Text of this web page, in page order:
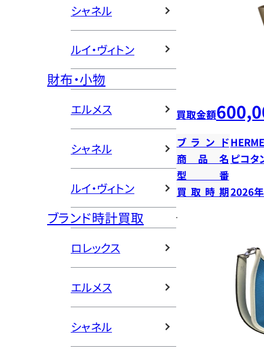
シャネル
ルイ・ヴィトン
財布・小物
エルメス
シャネル
ルイ・ヴィトン
ブランド時計買取
ロレックス
エルメス
シャネル
買取金額
ブランド
商品名 ピコタ
型番
買取時期2026